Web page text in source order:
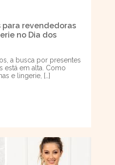
para revendedoras
no Dia dos
a busca por presentes
está em alta. Como
e lingerie, […]